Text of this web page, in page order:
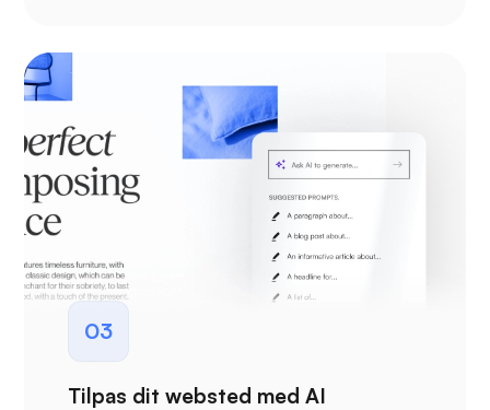
03
Tilpas dit websted med AI